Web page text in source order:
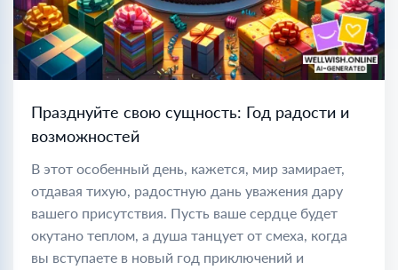
Празднуйте свою сущность: Год радости и
возможностей
В этот особенный день, кажется, мир замирает,
отдавая тихую, радостную дань уважения дару
вашего присутствия. Пусть ваше сердце будет
окутано теплом, а душа танцует от смеха, когда
вы вступаете в новый год приключений и